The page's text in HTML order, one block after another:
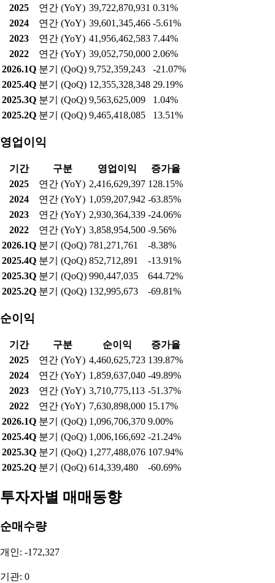
2025
연간 (YoY) 39,722,870,931 0.31%
2024
연간 (YoY) 39,601,345,466 -5.61%
2023
연간 (YoY) 41,956,462,583 7.44%
2022
연간 (YoY) 39,052,750,000 2.06%
2026.1Q 분기 (QoQ) 9,752,359,243
-21.07%
2025.4Q 분기 (QoQ) 12,355,328,348 29.19%
2025.3Q 분기 (QoQ) 9,563,625,009
1.04%
2025.2Q 분기 (QoQ) 9,465,418,085 13.51%
영업이익
기간 구분 영업이익
증가율
2025
연간 (YoY) 2,416,629,397 128.15%
2024
연간 (YoY) 1,059,207,942 -63.85%
2023
연간 (YoY) 2,930,364,339 -24.06%
2022
연간 (YoY) 3,858,954,500 -9.56%
2026.1Q 분기 (QoQ) 781,271,761
-8.38%
2025.4Q 분기 (QoQ) 852,712,891
-13.91%
2025.3Q 분기 (QoQ) 990,447,035
644.72%
2025.2Q 분기 (QoQ) 132,995,673 -69.81%
순이익
기간 구분 순이익
증가율
2025
연간 (YoY) 4,460,625,723 139.87%
2024
연간 (YoY) 1,859,637,040 -49.89%
2023
연간 (YoY) 3,710,775,113 -51.37%
2022
연간 (YoY) 7,630,898,000 15.17%
2026.1Q 분기 (QoQ) 1,096,706,370 9.00%
2025.4Q 분기 (QoQ) 1,006,166,692 -21.24%
2025.3Q 분기 (QoQ) 1,277,488,076 107.94%
2025.2Q 분기 (QoQ) 614,339,480 -60.69%
투자자별 매매동향
순매수량
개인: -172,327
기관: 0